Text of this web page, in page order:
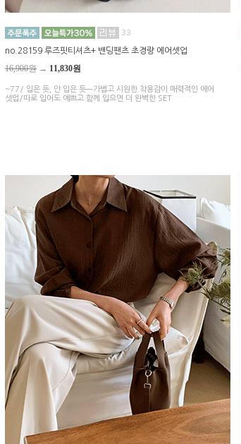
33
no.28159 루즈핏티셔츠+ 밴딩팬츠 초경량 에어셋업
16,900원 → 11,830원
~77/ 입은 듯, 안 입은 듯—가볍고 시원한 착용감이 매력적인 에어
셋업/따로 입어도 예쁘고 함께 입으면 더 완벽한 SET